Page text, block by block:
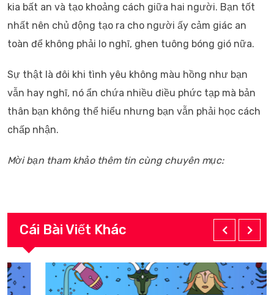
kia bất an và tạo khoảng cách giữa hai người. Bạn tốt
nhất nên chủ động tạo ra cho người ấy cảm giác an
toàn để không phải lo nghĩ, ghen tuông bóng gió nữa.
Sự thật là đôi khi tình yêu không màu hồng như bạn
vẫn hay nghĩ, nó ẩn chứa nhiều điều phức tạp mà bản
thân bạn không thể hiểu nhưng bạn vẫn phải học cách
chấp nhận.
Mời bạn tham khảo thêm tin cùng chuyên mục:
Cái Bài Viết Khác